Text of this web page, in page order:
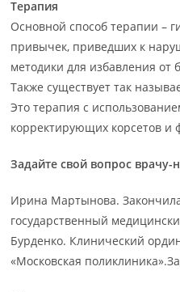
Терапия
Основной способ терапии –
привычек, приведших к
методики для избавления от
Также существует так
Это терапия с
корректирующих корсетов и
Задайте свой вопрос врачу-
Ирина Мартынова.
государственный
Бурденко. Клинический
«Московская